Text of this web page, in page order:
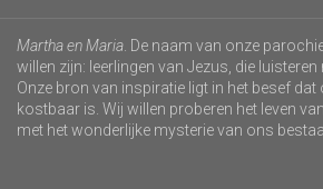
Martha en Maria . De naam van onze
willen zijn: leerlingen van Jezus, die
Onze bron van inspiratie ligt in het besef dat
kostbaar is. Wij willen proberen het leven
met het wonderlijke mysterie van ons